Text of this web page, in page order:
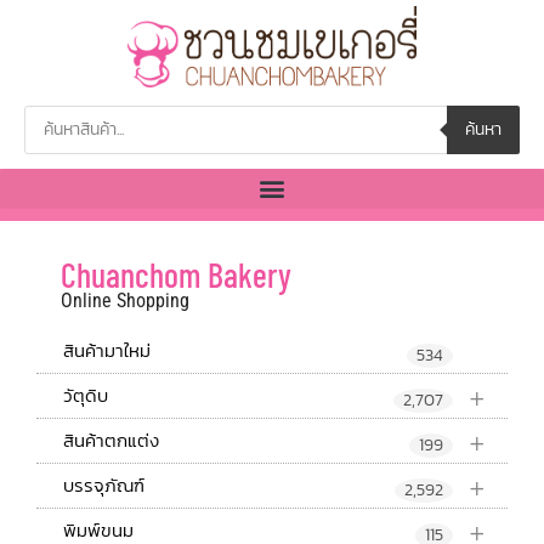
ค้นหา
Chuanchom Bakery
Online Shopping
สินค้ามาใหม่ 534
+
วัตุดิบ 2,707
+
สินค้าตกแต่ง 199
+
บรรจุภัณฑ์ 2,592
+
พิมพ์ขนม 115